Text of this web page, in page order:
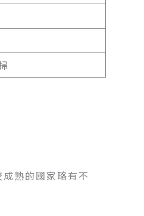
熟的國家略有不